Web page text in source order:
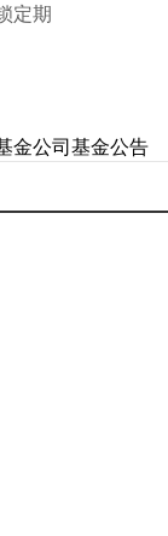
定期
金公司基金公告